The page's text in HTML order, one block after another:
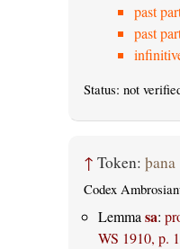
past
past
Status: not
↑ Token: þana
Codex
Lemma sa:
WS 1910, p.